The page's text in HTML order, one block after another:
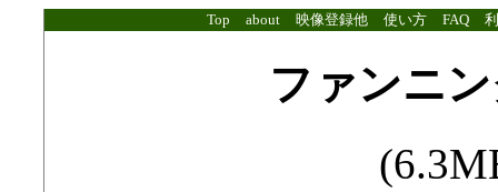
Top about 映像登録他 使い方 FAQ
ファンニ